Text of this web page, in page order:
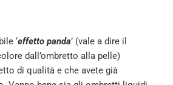
‘effetto panda’ (vale a dire il
dall’ombretto alla pelle)
di qualità e che avete già